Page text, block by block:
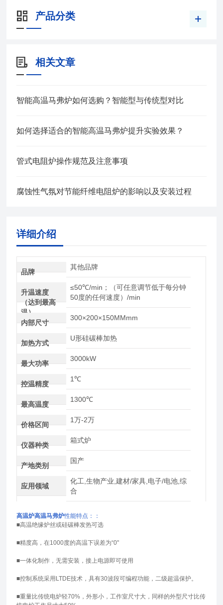
产品分类
相关文章
智能高温马弗炉如何选购？智能型与传统型对比
如何选择适合的智能高温马弗炉提升实验效果？
管式电阻炉操作规范及注意事项
腐蚀性气氛对节能纤维电阻炉的影响以及安装过程
详细介绍
品牌
其他品牌
升温速度
（达到最高
温）
≤50℃/min；（可任意调节低于每分钟
50度的任何速度）/min
内部尺寸
300×200×150MMmm
加热方式
U形硅碳棒加热
最大功率
3000kW
控温精度
1℃
最高温度
1300℃
价格区间
1万-2万
仪器种类
箱式炉
产地类别
国产
应用领域
化工,生物产业,建材/家具,电子/电池,综
合
高温炉高温马弗炉性能特点：：
■高温绝缘炉丝或硅碳棒发热可选
■精度高，在1000度的高温下误差为“0"
■一体化制作，无需安装，接上电源即可使用
■控制系统采用LTDE技术，具有30波段可编程功能，二级超温保护。
■重量比传统电炉轻70%，外形小，工作室尺寸大，同样的外型尺寸比传